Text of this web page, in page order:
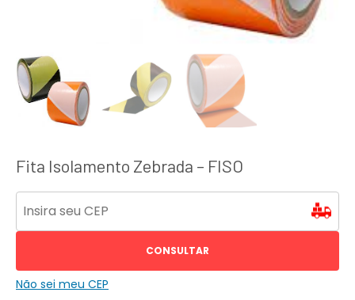
Fita Isolamento Zebrada – FISO
CONSULTAR
Não sei meu CEP